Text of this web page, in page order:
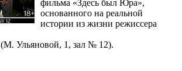
фильма «Здесь был Юра»,
основанного на реальной
истории из жизни режиссера
(М. Ульяновой, 1, зал № 12).